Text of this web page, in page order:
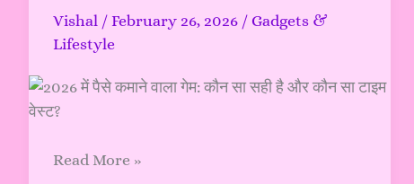
Vishal / February 26, 2026 / Gadgets &
Lifestyle
Online
Earning
Games
की
जानकारी
Read More »